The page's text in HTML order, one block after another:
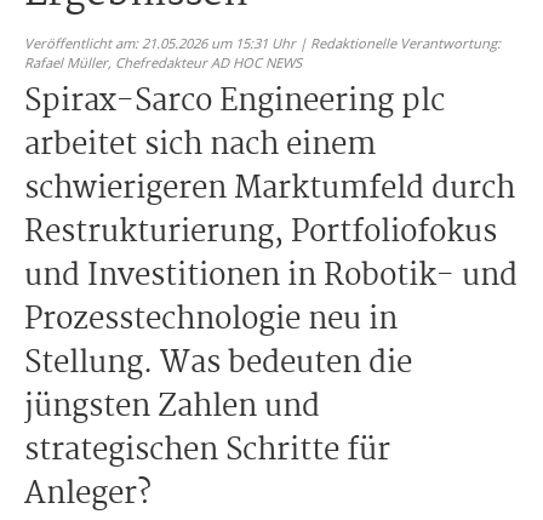
Veröffentlicht am: 21.05.2026 um 15:31 Uhr | Redaktionelle Verantwortung:
Rafael Müller, Chefredakteur AD HOC NEWS
Spirax-Sarco Engineering plc
arbeitet sich nach einem
schwierigeren Marktumfeld durch
Restrukturierung, Portfoliofokus
und Investitionen in Robotik- und
Prozesstechnologie neu in
Stellung. Was bedeuten die
jüngsten Zahlen und
strategischen Schritte für
Anleger?